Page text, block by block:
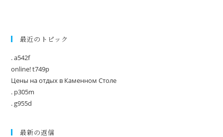
最近のトピック
. a542f
online! t749p
Цены на отдых в Каменном Столе
. p305m
. g955d
最新の返信